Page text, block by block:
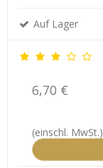
Auf Lager
6,70 €
(einschl. MwSt.)